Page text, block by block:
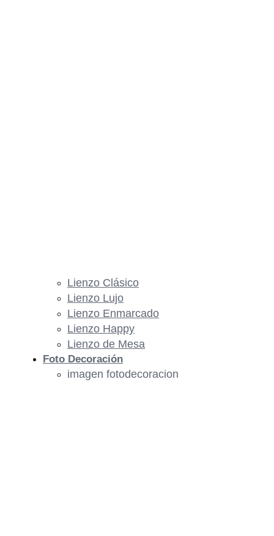
Lienzo Clásico
Lienzo Lujo
Lienzo Enmarcado
Lienzo Happy
Lienzo de Mesa
Foto Decoración
imagen fotodecoracion